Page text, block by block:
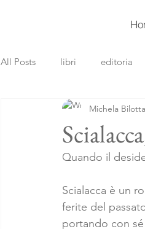
All Posts libri editoria
recensioni libri gialli
Michela Bilotta
Quando il
Scialacca è un
ferite del
portando con